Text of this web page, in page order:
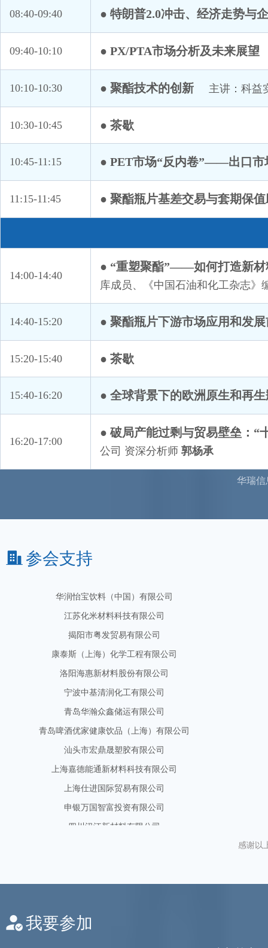
08:40-09:40 ● 特朗普2.0冲击、经济走势与
09:40-10:10 ● PX/PTA市场分析及未来展望
10:10-10:30 ● 聚酯技术的创新 主讲：科益
10:30-10:45 ● 茶歇
10:45-11:15 ● PET市场“反内卷”——出口市
11:15-11:45 ● 聚酯瓶片基差交易与套期保
14:00-14:40
● “重塑聚酯”——如何打造新材
库成员、《中国石油和化工杂志》
14:40-15:20 ● 聚酯瓶片下游市场应用和发
15:20-15:40 ● 茶歇
15:40-16:20 ● 全球背景下的欧洲原生和再
16:20-17:00
● 破局产能过剩与贸易壁垒：“
公司 资深分析师 郭杨承
华瑞信
参会支持
Danone Asia PTE LTD
Sustainea Bioglycols LLC
北京涂多多电子商务股份有限公司
达利食品集团有限公司
道恩集团有限公司
福建百宏聚纤科技实业有限公司
华润怡宝饮料（中国）有限公司
揭阳市粤发贸易有限公司
康泰斯（上海）化学工程有限公司
洛阳海惠新材料股份有限公司
宁波中基清润化工有限公司
青岛华瀚众鑫储运有限公司
青岛啤酒优家健康饮品（上海）有限公司
汕头市宏鼎晟塑胶有限公司
上海嘉德能通新材料科技有限公司
上海仕进国际贸易有限公司
申银万国智富投资有限公司
四川汉江新材料有限公司
苏州柏昆新材料有限公司
小鼎能源有限公司
厦门建发化工有限公司
逸盛石化PET销售中心
远纺工业（上海）有限公司
张家港保税区旭泽新材料科技有限公司
浙江大学
浙江华屹塑化有限公司
浙江景诚实业有限公司
浙江热联云盛实业有限公司
浙江旭湾国际贸易有限公司
浙江逸盛石化有限公司
中国金山联合贸易有限责任公司
中国石油和化学工业联合会 中
中石化化销国际贸易有限公司
感谢以
我要参加